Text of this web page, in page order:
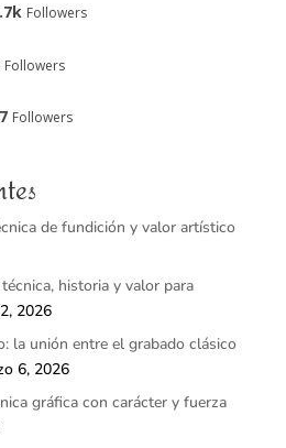
Followers
Followers
Followers
de fundición y valor artístico
historia y valor para
2026
la unión entre el grabado clásico
6, 2026
gráfica con carácter y fuerza